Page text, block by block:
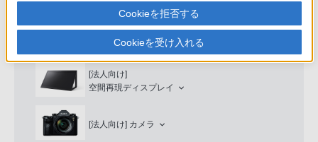
業務用ディスプレイ・テレビ
[法人向け]ブラビア
[法人向け]
空間再現ディスプレイ
[法人向け] カメラ
Cookieを拒否する
Cookieを受け入れる